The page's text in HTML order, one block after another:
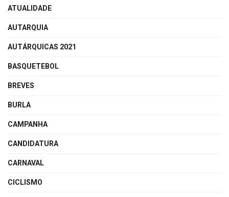
ATUALIDADE
AUTARQUIA
AUTÁRQUICAS 2021
BASQUETEBOL
BREVES
BURLA
CAMPANHA
CANDIDATURA
CARNAVAL
CICLISMO